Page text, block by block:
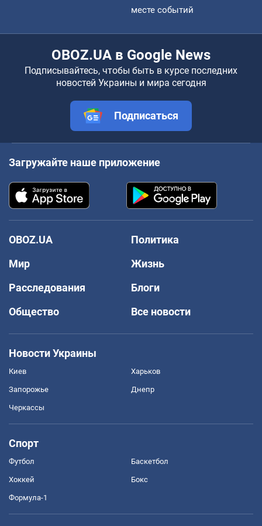
месте событий
OBOZ.UA в Google News
Подписывайтесь, чтобы быть в курсе последних
новостей Украины и мира сегодня
Подписаться
Загружайте наше приложение
OBOZ.UA
Политика
Мир
Жизнь
Расследования
Блоги
Общество
Все новости
Новости Украины
Киев Харьков
Запорожье Днепр
Черкассы
Спорт
Футбол Баскетбол
Хоккей Бокс
Формула-1